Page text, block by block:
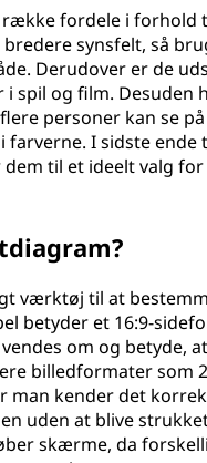
fordele i
synsfelt, så
Derudover er de
spil og film. Desuden
personer kan se
I sidste
til et ideelt valg
værktøj til at
betyder et 16:9-
om og betyde,
billedformater som
man kender det
uden at blive
skærme, da